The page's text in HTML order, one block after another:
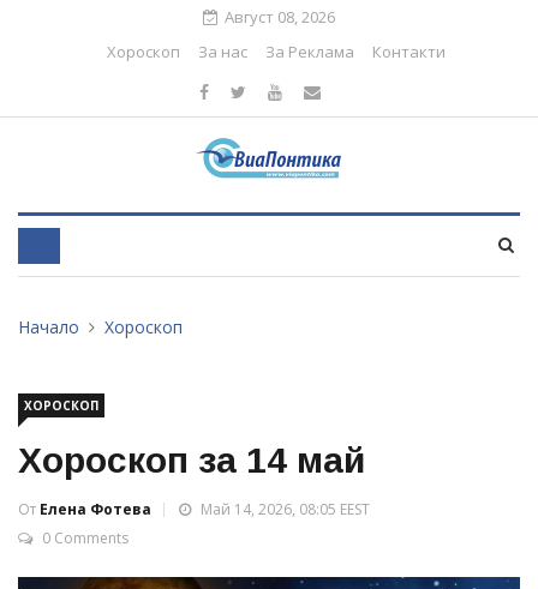
Август 08, 2026
Хороскоп
За нас За Реклама Контакти
Начало Хороскоп
ХОРОСКОП
Хороскоп за 14 май
От Елена Фотева
Май 14, 2026, 08:05 EEST
0 Comments